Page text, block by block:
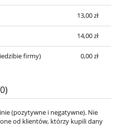
13,00 zł
14,00 zł
firmy) 0,00 zł
(pozytywne i negatywne). Nie
od klientów, którzy kupili dany